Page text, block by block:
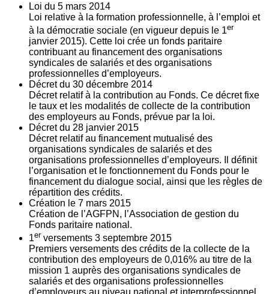
Loi du 5 mars 2014
Loi relative à la formation professionnelle, à l’emploi et
à la démocratie sociale (en vigueur depuis le 1er
janvier 2015). Cette loi crée un fonds paritaire
contribuant au financement des organisations
syndicales de salariés et des organisations
professionnelles d’employeurs.
Décret du 30 décembre 2014
Décret relatif à la contribution au Fonds. Ce décret fixe
le taux et les modalités de collecte de la contribution
des employeurs au Fonds, prévue par la loi.
Décret du 28 janvier 2015
Décret relatif au financement mutualisé des
organisations syndicales de salariés et des
organisations professionnelles d’employeurs. Il définit
l’organisation et le fonctionnement du Fonds pour le
financement du dialogue social, ainsi que les règles de
répartition des crédits.
Création le 7 mars 2015
Création de l’AGFPN, l’Association de gestion du
Fonds paritaire national.
1er versements 3 septembre 2015
Premiers versements des crédits de la collecte de la
contribution des employeurs de 0,016% au titre de la
mission 1 auprès des organisations syndicales de
salariés et des organisations professionnelles